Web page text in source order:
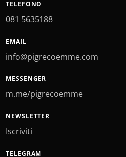
TELEFONO
081 5635188
EMAIL
info@pigrecoemme.com
MESSENGER
m.me/pigrecoemme
NEWSLETTER
Iscriviti
TELEGRAM